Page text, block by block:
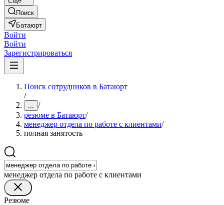
Поиск
Батаюрт
Войти
Войти
Зарегистрироваться
Поиск сотрудников в Батаюрт
/
... /
резюме в Батаюрт/
менеджер отдела по работе с клиентами/
полная занятость
менеджер отдела по работе с клиентами
Резюме